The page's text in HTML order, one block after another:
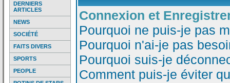
DERNIERS
ARTICLES
NEWS
SOCIÉTÉ
FAITS DIVERS
SPORTS
PEOPLE
Connexion et
Pourquoi ne puis-je pas
Pourquoi n'ai-je pas
Pourquoi suis-je
Comment puis-je éviter